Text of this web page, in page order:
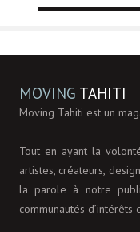
MOVING TAHITI
Moving Tahiti est un
Tout en ayant la
artistes, créateurs,
la parole à notre
communautés